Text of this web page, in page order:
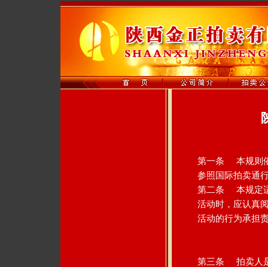
第一条 本规则依
参照国际拍卖通
第二条 本规定适
活动时，应认真
活动的行为承担
第三条 拍卖人是